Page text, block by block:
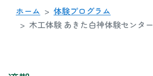
ホーム
体験プログラム
木工体験 あきた白神体験センター